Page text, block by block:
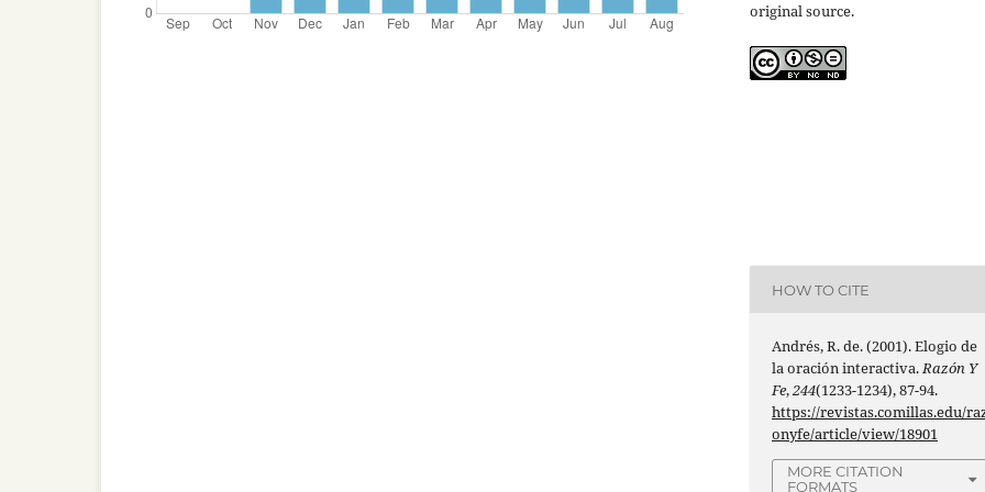
original source.
HOW TO CITE
Andrés, R. de. (2001). Elogio de
la oración interactiva.Razón Y
Fe,244(1233-1234), 87-94.
https://revistas.comillas.edu/
onyfe/article/view/18901
MORE CITATION
FORMATS